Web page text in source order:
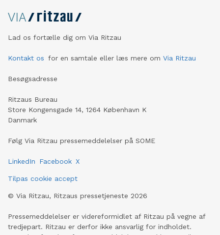
Lad os fortælle dig om Via Ritzau
Kontakt os for en samtale eller læs mere om Via Ritzau
Besøgsadresse
Ritzaus Bureau
Store Kongensgade 14, 1264 København K
Danmark
Følg Via Ritzau pressemeddelelser på SOME
LinkedIn Facebook X
Tilpas cookie accept
© Via Ritzau, Ritzaus pressetjeneste 2026
Pressemeddelelser er videreformidlet af Ritzau på vegne af
tredjepart. Ritzau er derfor ikke ansvarlig for indholdet.